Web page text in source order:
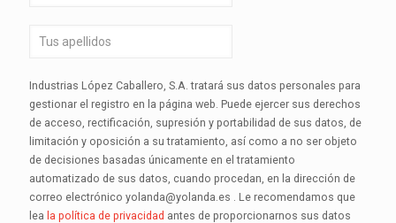
Industrias López Caballero, S.A. tratará sus datos personales para
gestionar el registro en la página web. Puede ejercer sus derechos
de acceso, rectificación, supresión y portabilidad de sus datos, de
limitación y oposición a su tratamiento, así como a no ser objeto
de decisiones basadas únicamente en el tratamiento
automatizado de sus datos, cuando procedan, en la dirección de
correo electrónico yolanda@yolanda.es . Le recomendamos que
lea la política de privacidad antes de proporcionarnos sus datos